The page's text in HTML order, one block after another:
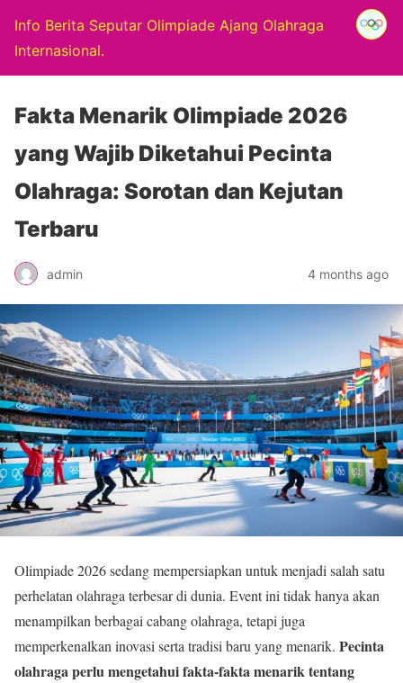
Info Berita Seputar Olimpiade Ajang Olahraga
Internasional.
Fakta Menarik Olimpiade 2026
yang Wajib Diketahui Pecinta
Olahraga: Sorotan dan Kejutan
Terbaru
admin 4 months ago
Olimpiade 2026 sedang mempersiapkan untuk menjadi salah satu
perhelatan olahraga terbesar di dunia. Event ini tidak hanya akan
menampilkan berbagai cabang olahraga, tetapi juga
memperkenalkan inovasi serta tradisi baru yang menarik. Pecinta
olahraga perlu mengetahui fakta-fakta menarik tentang